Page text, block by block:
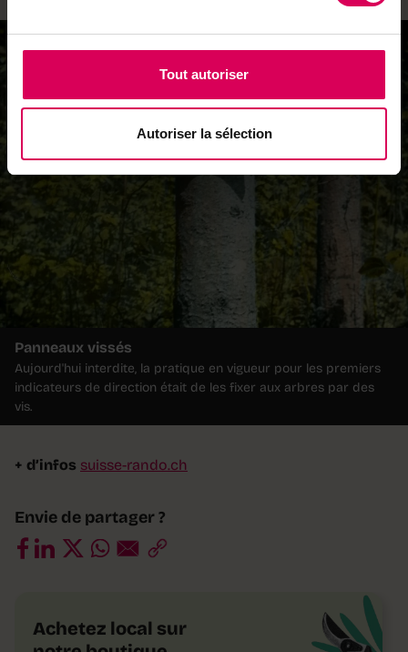
Tout autoriser
Autoriser la sélection
Panneaux vissés
Aujourd'hui interdite, la pratique en vigueur pour les premiers
indicateurs de direction était de les fixer aux arbres par des
vis.
+ d’infos suisse-rando.ch
Envie de partager ?
Achetez local sur